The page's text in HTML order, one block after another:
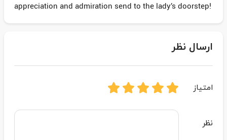
appreciation and admiration send to the lady’s doorstep!
ارسال نظر
امتیاز
نظر